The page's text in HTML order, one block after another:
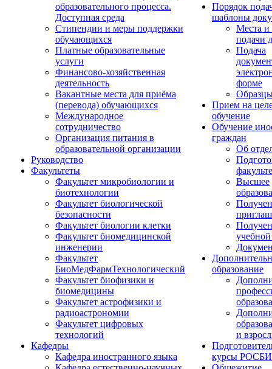
образовательного процесса.
Доступная среда
Стипендии и меры поддержки
обучающихся
Платные образовательные
услуги
Финансово-хозяйственная
деятельность
Вакантные места для приёма
(перевода) обучающихся
Международное
сотрудничество
Организация питания в
образовательной организации
Руководство
Факультеты
Факультет микробиологии и
биотехнологии
Факультет биологической
безопасности
Факультет биологии клетки
Факультет биомедицинской
инженерии
Факультет
БиоМедФармТехнологический
Факультет биофизики и
биомедицины
Факультет астрофизики и
радиоастрономии
Факультет цифровых
технологий
Кафедры
Кафедра иностранного языка
Порядок
шаблоны
Места и
подачи
Подача
форме
Прием на
обучение
Обучение
граждан
Об
Высшее
образование
и
курсы